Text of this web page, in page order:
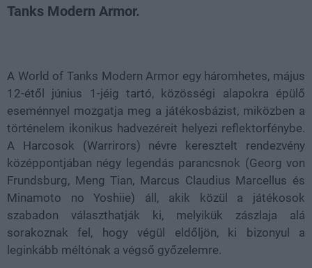
Tanks Modern Armor.
A World of Tanks Modern Armor egy háromhetes, május
12-étől június 1-jéig tartó, közösségi alapokra épülő
eseménnyel mozgatja meg a játékosbázist, miközben a
történelem ikonikus hadvezéreit helyezi reflektorfénybe.
A Harcosok (Warrirors) névre keresztelt rendezvény
középpontjában négy legendás parancsnok (Georg von
Frundsburg, Meng Tian, Marcus Claudius Marcellus és
Minamoto no Yoshiie) áll, akik közül a játékosok
szabadon választhatják ki, melyikük zászlaja alá
sorakoznak fel, hogy végül eldőljön, ki bizonyul a
leginkább méltónak a végső győzelemre.